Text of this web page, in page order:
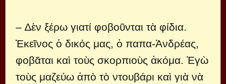
– ∆ὲν ξέρω γιατί φοβοῦνται τὰ φίδια.
Ἐκεῖνος ὁ δικός μας, ὁ παπα-Ἀνδρέας,
φοβᾶται καὶ τοὺς σκορπιοὺς ἀκόμα. Ἐγὼ
τοὺς μαζεύω ἀπὸ τὸ ντουβάρι καὶ γιὰ νὰ